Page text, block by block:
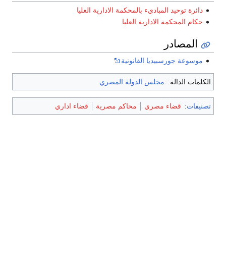
دائرة توحيد المباديء بالمحكمة الادارية العليا
حكام المحكمة الادارية العليا
المصادر
موسوعة جورسبيديا القانونية
الكلمات الدالة: مجلس الدولة المصري
تصنيفات: قضاء مصري محاكم مصرية قضاء اداري